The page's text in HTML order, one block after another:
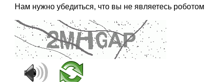
Нам нужно убедиться, что вы не являетесь роботом